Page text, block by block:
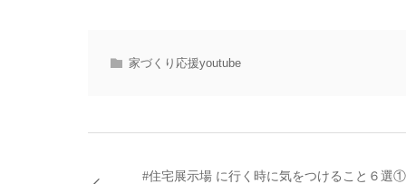
家づくり応援youtube
#住宅展示場 に行く時に気をつけること６選①